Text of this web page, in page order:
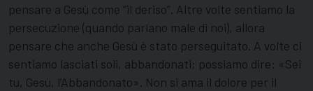
pensare a Gesù come “il deriso”. Altre volte sentiamo la
persecuzione (quando parlano male di noi), allora
pensare che anche Gesù è stato perseguitato. A volte ci
sentiamo lasciati soli, abbandonati; possiamo dire: «Sei
tu, Gesù, l’Abbandonato». Non si ama il dolore per il